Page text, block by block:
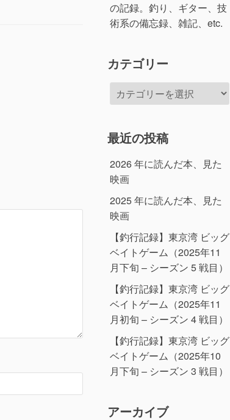
の記録。釣り、ギター、技
術系の備忘録、雑記、etc.
カテゴリー
テ
ー
最近の投稿
2026 年に読んだ本、見た
映画
2025 年に読んだ本、見た
映画
【釣行記録】東京湾 ビッグ
ベイトゲーム（2025年11
月下旬 – シーズン 5 戦目）
【釣行記録】東京湾 ビッグ
ベイトゲーム（2025年11
月初旬 – シーズン 4 戦目）
【釣行記録】東京湾 ビッグ
ベイトゲーム（2025年10
月下旬 – シーズン 3 戦目）
アーカイブ